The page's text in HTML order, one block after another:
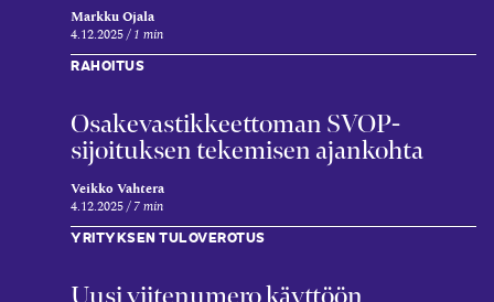
Markku Ojala
4.12.2025 1 min
RAHOITUS
Osake­vastikkeettoman SVOP-
sijoituksen tekemisen ajankohta
Veikko Vahtera
4.12.2025 7 min
YRITYKSEN TULOVEROTUS
Uusi viite­numero käyttöön